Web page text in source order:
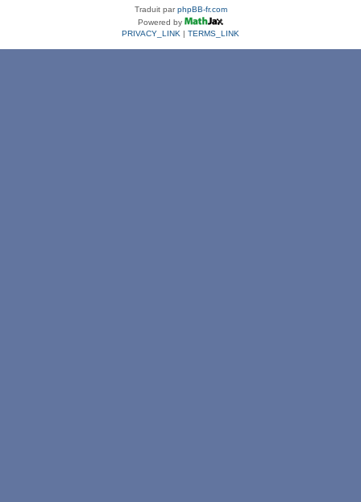
Traduit parphpBB-fr.com
Powered by
PRIVACY_LINK | TERMS_LINK